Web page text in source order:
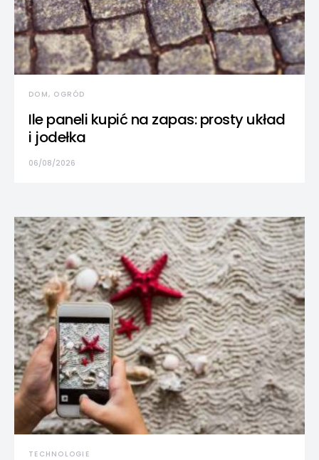
DOM, OGRÓD
Ile paneli kupić na zapas: prosty układ
i jodełka
06/08/2026
TECHNOLOGIE